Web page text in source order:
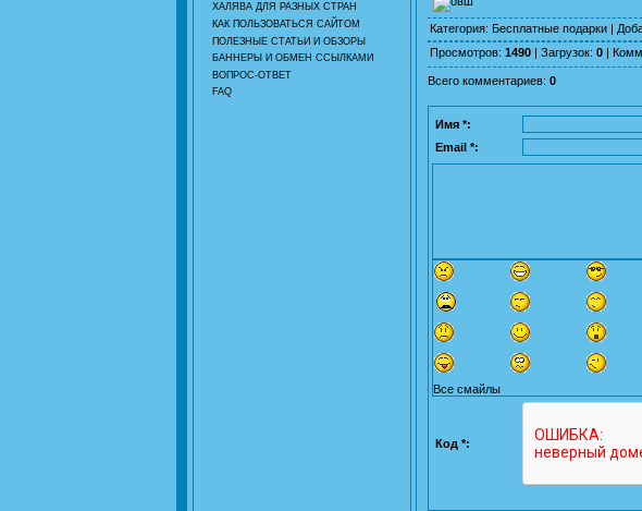
ХАЛЯВА ДЛЯ РАЗНЫХ СТРАН
КАК ПОЛЬЗОВАТЬСЯ САЙТОМ
ПОЛЕЗНЫЕ СТАТЬИ И ОБЗОРЫ
БАННЕРЫ И ОБМЕН ССЫЛКАМИ
ВОПРОС-ОТВЕТ
FAQ
Категория: Бесплатные подарки |
Просмотров: 1490 | Загрузок: 0 |
Всего комментариев: 0
Имя *:
Email *:
Все смайлы
Код *: